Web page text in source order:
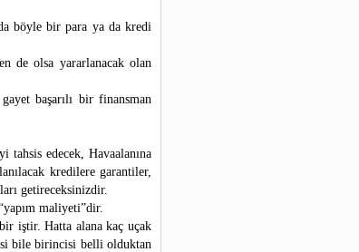
böyle bir para ya da kredi
de olsa yararlanacak olan
başarılı bir finansman
edecek, Havaalanına
kredilere garantiler,
getireceksinizdir.
maliyeti”dir.
iştir. Hatta alana kaç uçak
bile birincisi belli olduktan